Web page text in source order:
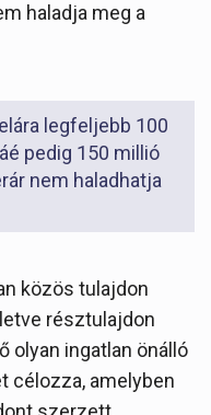
haladja meg a
legfeljebb 100
pedig 150 millió
nem haladhatja
közös tulajdon
résztulajdon
olyan ingatlan önálló
célozza, amelyben